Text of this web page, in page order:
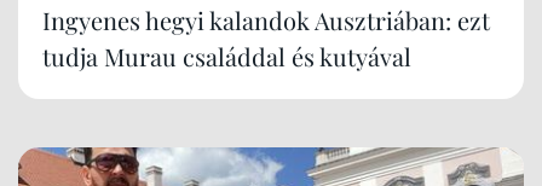
Ingyenes hegyi kalandok Ausztriában: ezt
tudja Murau családdal és kutyával